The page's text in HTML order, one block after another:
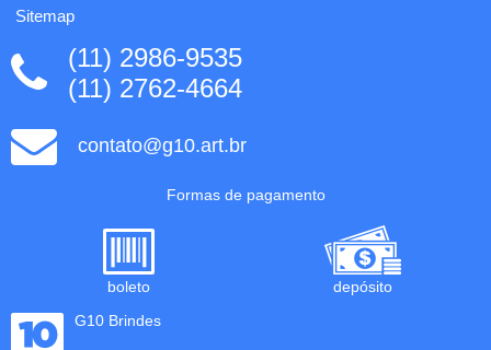
Sitemap
(11) 2986-9535
(11) 2762-4664
contato@g10.art.br
Formas de pagamento
boleto
depósito
G10 Brindes